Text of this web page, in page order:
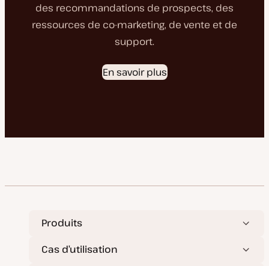
des recommandations de prospects, des
ressources de co-marketing, de vente et de
support.
En savoir plus
Produits
Cas d’utilisation